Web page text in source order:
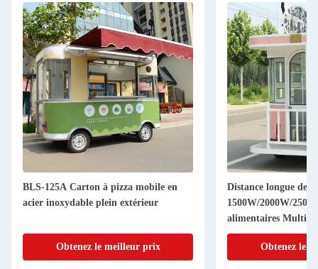
BLS-125A Carton à pizza mobile en
acier inoxydable plein extérieur
Obtenez le meilleur prix
Distance longue de
1500W/2000W/
alimentaires
Obtenez le